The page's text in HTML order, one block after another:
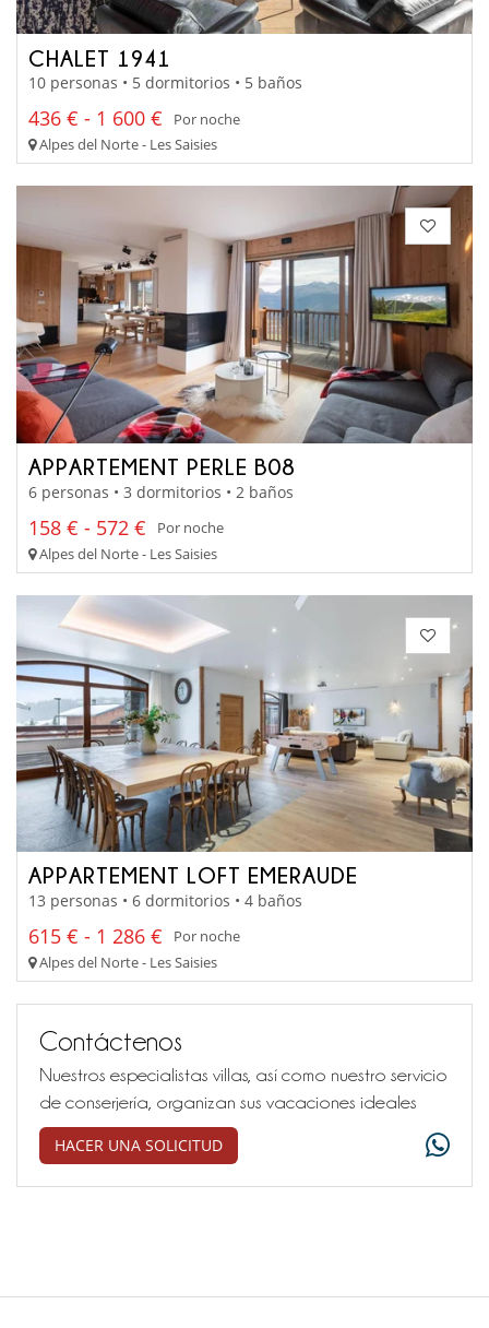
CHALET 1941
10 personas • 5 dormitorios • 5 baños
436 € - 1 600 €
Por noche
Alpes del Norte - Les Saisies
APPARTEMENT PERLE B08
6 personas • 3 dormitorios • 2 baños
158 € - 572 €
Por noche
Alpes del Norte - Les Saisies
APPARTEMENT LOFT EMERAUDE
13 personas • 6 dormitorios • 4 baños
615 € - 1 286 €
Por noche
Alpes del Norte - Les Saisies
Contáctenos
Nuestros especialistas villas, así como nuestro servicio
de conserjería, organizan sus vacaciones ideales
HACER UNA SOLICITUD